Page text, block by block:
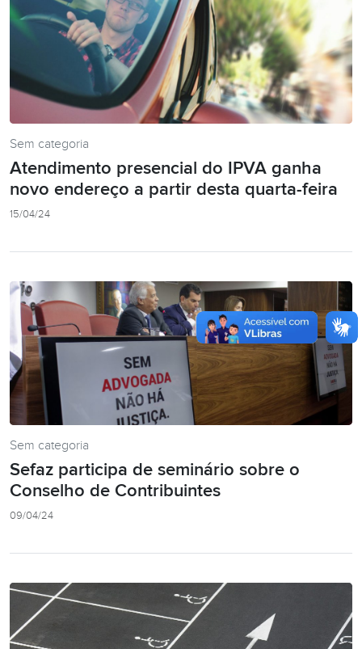
Sem categoria
Atendimento presencial do IPVA ganha
novo endereço a partir desta quarta-feira
15/04/24
Sem categoria
Sefaz participa de seminário sobre o
Conselho de Contribuintes
09/04/24